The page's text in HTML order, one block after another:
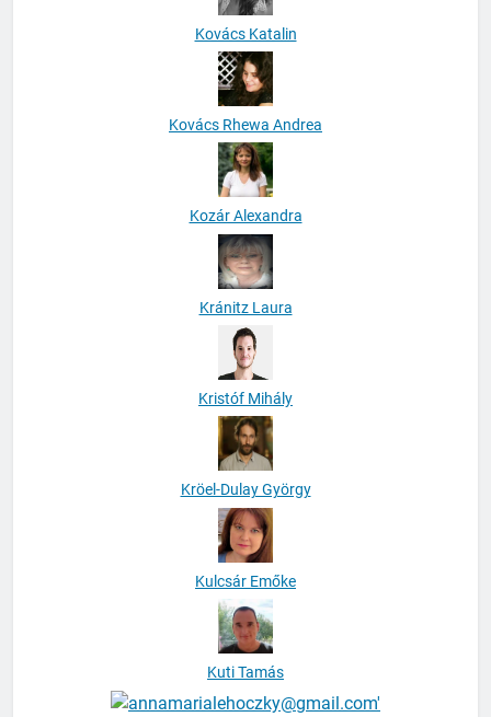
Kovács Katalin
Kovács Rhewa Andrea
Kozár Alexandra
Kránitz Laura
Kristóf Mihály
Kröel-Dulay György
Kulcsár Emőke
Kuti Tamás